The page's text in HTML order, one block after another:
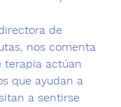
de
, nos comenta
terapia actúan
que ayudan a
a sentirse